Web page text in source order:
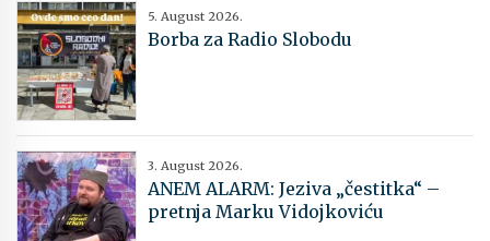
5. August 2026.
Borba za Radio Slobodu
3. August 2026.
ANEM ALARM: Jeziva „čestitka“ –
pretnja Marku Vidojkoviću